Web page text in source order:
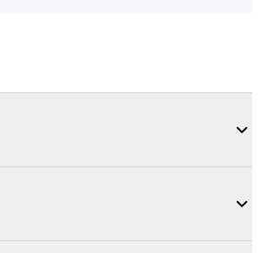

